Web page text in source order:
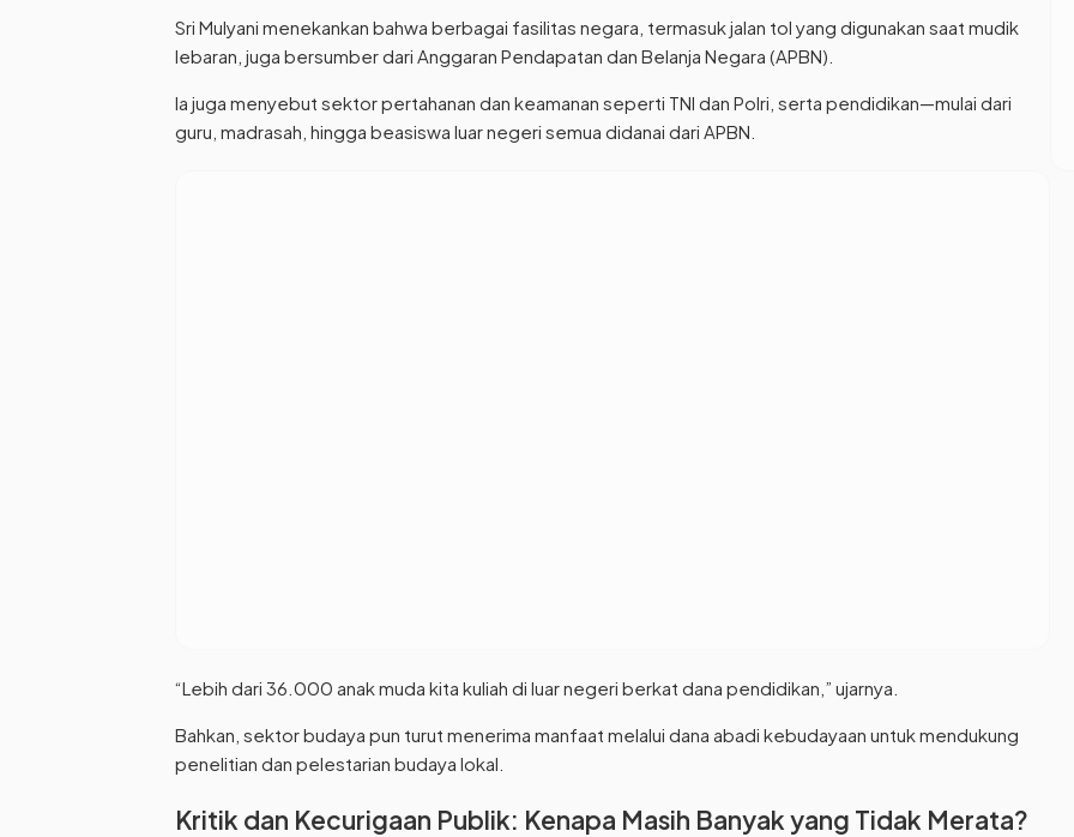
Sri Mulyani menekankan bahwa berbagai fasilitas negara, termasuk jalan tol yang digunakan saat mudik
lebaran, juga bersumber dari Anggaran Pendapatan dan Belanja Negara (APBN).
Ia juga menyebut sektor pertahanan dan keamanan seperti TNI dan Polri, serta pendidikan—mulai dari
guru, madrasah, hingga beasiswa luar negeri semua didanai dari APBN.
“Lebih dari 36.000 anak muda kita kuliah di luar negeri berkat dana pendidikan,” ujarnya.
Bahkan, sektor budaya pun turut menerima manfaat melalui dana abadi kebudayaan untuk mendukung
penelitian dan pelestarian budaya lokal.
Kritik dan Kecurigaan Publik: Kenapa Masih Banyak yang Tidak Merata?